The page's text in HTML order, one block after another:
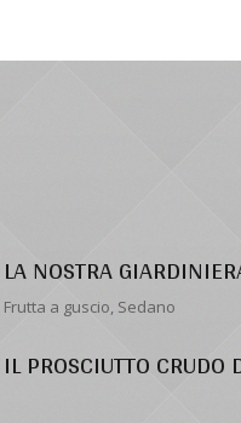
LA NOSTRA
Frutta a guscio, Sedano
IL PROSCIUTTO